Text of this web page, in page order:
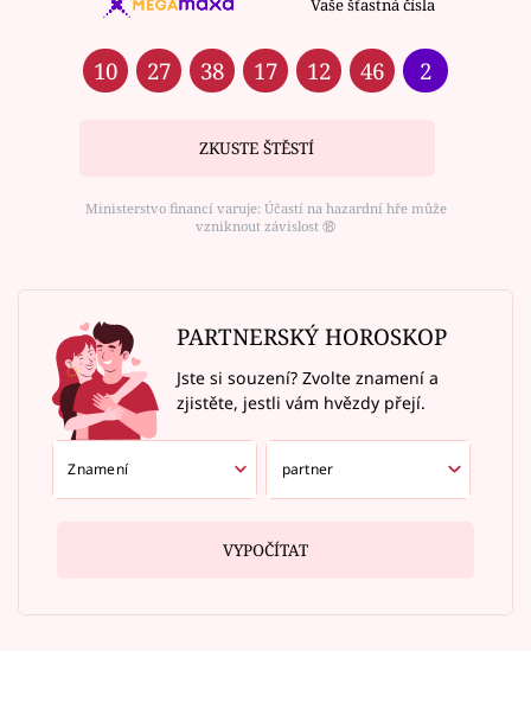
Vaše šťastná čísla
10 27 38 17 12 46 2
ZKUSTE ŠTĚSTÍ
Ministerstvo financí varuje: Účastí na hazardní hře může
vzniknout závislost ⑱
PARTNERSKÝ HOROSKOP
Jste si souzení? Zvolte znamení a
zjistěte, jestli vám hvězdy přejí.
VYPOČÍTAT